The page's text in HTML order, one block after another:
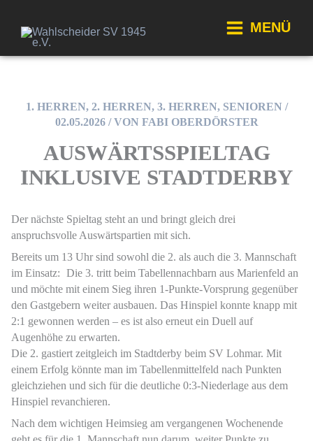
springen
MENÜ
1. HERREN, 2. HERREN, 3. HERREN, SENIOREN /
02.05.2026 / VON FABI OBERDÖRSTER
AUSWÄRTSSPIELTAG
INKLUSIVE STADTDERBY
Der nächste Spieltag steht an und bringt gleich drei
anspruchsvolle Auswärtspartien mit sich.
Bereits um 13 Uhr sind sowohl die 2. als auch die 3. Mannschaft
im Einsatz: Die 3. tritt beim Tabellennachbarn aus Marienfeld an
und möchte mit einem Sieg ihren 1-Punkte-Vorsprung gegenüber
den Gastgebern weiter ausbauen. Das Hinspiel konnte knapp mit
2:1 gewonnen werden – es ist also erneut ein Duell auf
Augenhöhe zu erwarten.
Die 2. gastiert zeitgleich im Stadtderby beim SV Lohmar. Mit
einem Erfolg könnte man im Tabellenmittelfeld nach Punkten
gleichziehen und sich für die deutliche 0:3-Niederlage aus dem
Hinspiel revanchieren.
Nach dem wichtigen Heimsieg am vergangenen Wochenende